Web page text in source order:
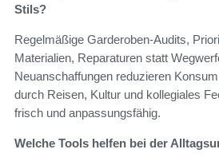
Stils?
Regelmäßige Garderoben‑Audits,
Materialien, Reparaturen statt
Neuanschaffungen reduzieren
durch Reisen, Kultur und kollegiales
frisch und anpassungsfähig.
Welche Tools helfen bei der